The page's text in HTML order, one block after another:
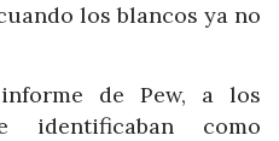
los blancos ya no
de Pew, a los
identificaban como